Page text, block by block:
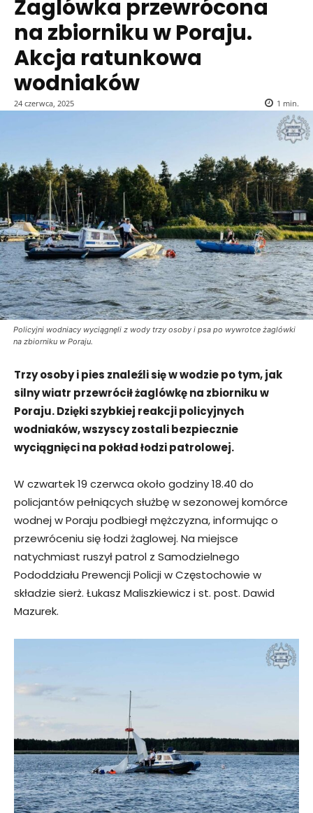
Żaglówka przewrócona
na zbiorniku w Poraju.
Akcja ratunkowa
wodniaków
24 czerwca, 2025 1 min.
Policyjni wodniacy wyciągnęli z wody trzy osoby i psa po wywrotce żaglówki
na zbiorniku w Poraju.
Trzy osoby i pies znaleźli się w wodzie po tym, jak
silny wiatr przewrócił żaglówkę na zbiorniku w
Poraju. Dzięki szybkiej reakcji policyjnych
wodniaków, wszyscy zostali bezpiecznie
wyciągnięci na pokład łodzi patrolowej.
W czwartek 19 czerwca około godziny 18.40 do
policjantów pełniących służbę w sezonowej komórce
wodnej w Poraju podbiegł mężczyzna, informując o
przewróceniu się łodzi żaglowej. Na miejsce
natychmiast ruszył patrol z Samodzielnego
Pododdziału Prewencji Policji w Częstochowie w
składzie sierż. Łukasz Maliszkiewicz i st. post. Dawid
Mazurek.